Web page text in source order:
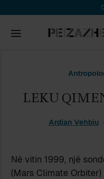
LEKU
Ardian Vehbiu
Në vitin 1999, një
(Mars Climate